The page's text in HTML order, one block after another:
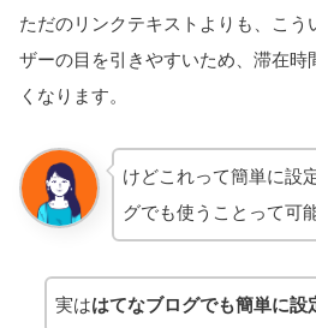
ただのリンクテキストよりも、こう
ザーの目を引きやすいため、滞在時
くなります。
けどこれって簡単に設
グでも使うことって可
実ははてなブログでも簡単に設